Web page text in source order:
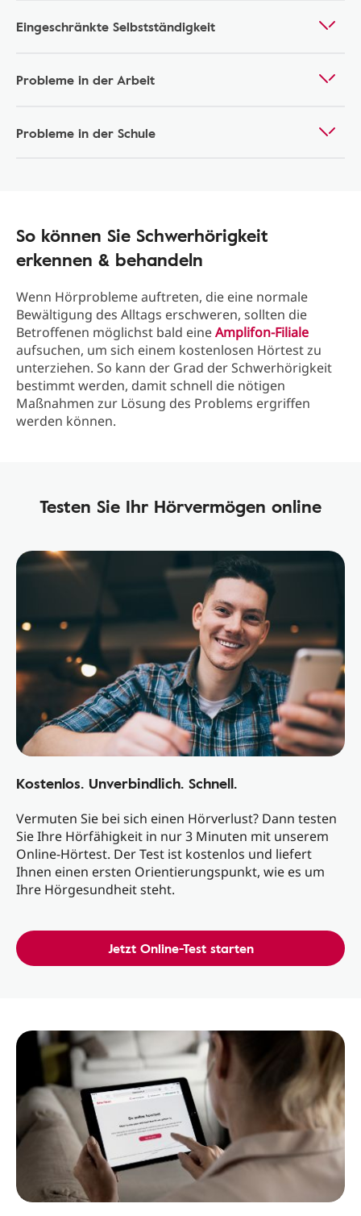
Eingeschränkte Selbstständigkeit
Probleme in der Arbeit
Probleme in der Schule
So können Sie Schwerhörigkeit
erkennen & behandeln
Wenn Hörprobleme auftreten, die eine normale
Bewältigung des Alltags erschweren, sollten die
Betroffenen möglichst bald eineAmplifon-Filiale
aufsuchen, um sich einem kostenlosen Hörtest zu
unterziehen. So kann der Grad der Schwerhörigkeit
bestimmt werden, damit schnell die nötigen
Maßnahmen zur Lösung des Problems ergriffen
werden können.
Testen Sie Ihr Hörvermögen online
Kostenlos. Unverbindlich. Schnell.
Vermuten Sie bei sich einen Hörverlust? Dann testen
Sie Ihre Hörfähigkeit in nur 3 Minuten mit unserem
Online-Hörtest. Der Test ist kostenlos und liefert
Ihnen einen ersten Orientierungspunkt, wie es um
Ihre Hörgesundheit steht.
Jetzt Online-Test starten